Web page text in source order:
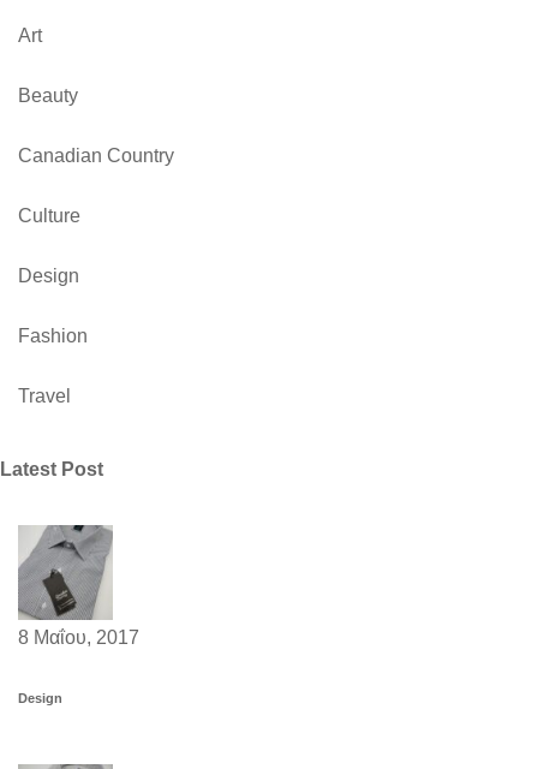
Art
Beauty
Canadian Country
Culture
Design
Fashion
Travel
Latest Post
8 Μαΐου, 2017
Design